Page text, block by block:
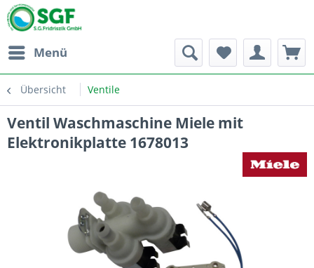
Menü
Übersicht Ventile
Ventil Waschmaschine Miele mit
Elektronikplatte 1678013